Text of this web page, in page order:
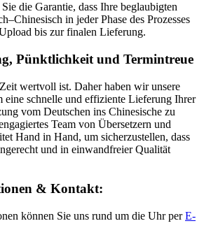
die Garantie, dass Ihre beglaubigten
in jeder Phase des Prozesses
bis zur finalen Lieferung.
Pünktlichkeit und Termintreue
wertvoll ist. Daher haben wir unsere
eine schnelle und effiziente Lieferung Ihrer
vom Deutschen ins Chinesische zu
Team von Übersetzern und
Hand in Hand, um sicherzustellen, dass
und in einwandfreier Qualität
& Kontakt:
können Sie uns rund um die Uhr perE-